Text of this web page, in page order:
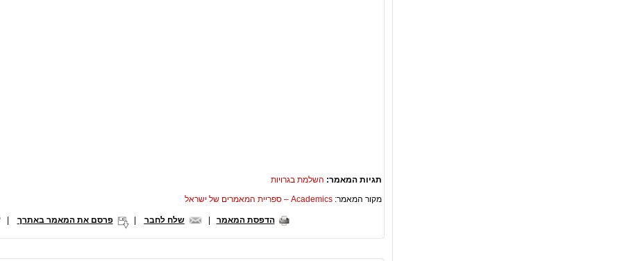
תגיות המאמר: השלמת בגרויות
מקור המאמר: Academics – ספריית המאמרים של ישראל
הדפסת המאמר שלח לחבר פרסם את המאמר באתרך |